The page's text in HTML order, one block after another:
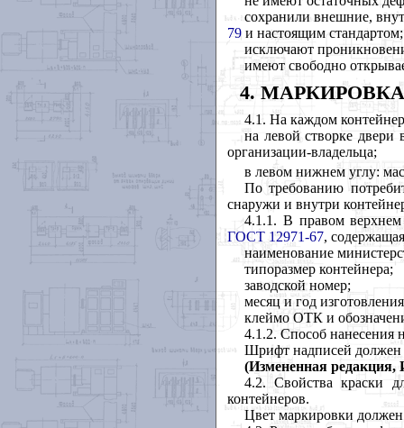
сохранили внешние,
79 и настоящим стандартом;
исключают
имеют свободно
4.
4.1. На каждом
на левой створке двери
организации-владельца;
в левом нижнем углу:
По требованию
снаружи и внутри
4.1.1. В правом верхнем
ГОСТ 12971-67,
наименование
типоразмер контейнера;
заводской номер;
месяц и год
клеймо ОТК и
4.1.2. Способ нанесения
Шрифт надписей должен
(Измененная
4.2. Свойства краски
контейнеров.
Цвет маркировки должен